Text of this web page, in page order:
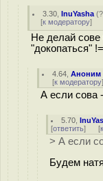
3.30 ,InuYasha (
[к модератору]
Не делай сове
"докопаться"
4.64 ,Аноним
[к модератору]
А если сова
5.70 ,
[ответить] [
> А если
Будем